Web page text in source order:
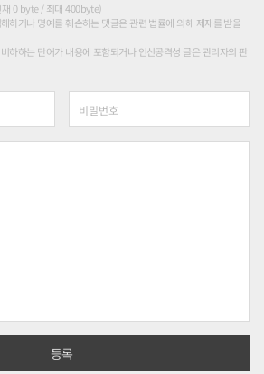
재 0 byte / 최대 400byte)
하거나 명예를 훼손하는 댓글은 관련 법률에 의해 제재를 받을
하하는 단어가 내용에 포함되거나 인신공격성 글은 관리자의 판